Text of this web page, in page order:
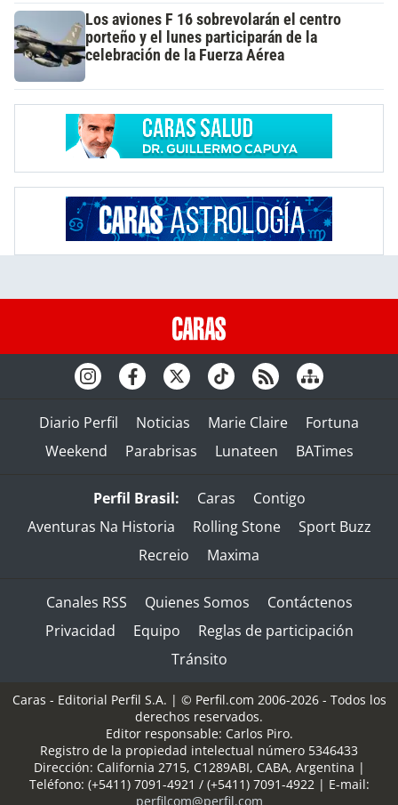
Los aviones F 16 sobrevolarán el centro
porteño y el lunes participarán de la
celebración de la Fuerza Aérea
Diario Perfil Noticias Marie Claire
Fortuna
Weekend
Parabrisas Lunateen BATimes
Perfil Brasil: Caras
Contigo
Aventuras Na Historia
Rolling Stone
Sport Buzz
Recreio
Maxima
Canales RSS Quienes Somos
Contáctenos
Privacidad
Equipo
Reglas de participación
Tránsito
Caras - Editorial Perfil S.A. | © Perfil.com 2006-2026 - Todos los
derechos reservados.
Editor responsable: Carlos Piro.
Registro de la propiedad intelectual número 5346433
Dirección: California 2715, C1289ABI, CABA, Argentina |
Teléfono: (+5411) 7091-4921 / (+5411) 7091-4922| E-mail:
perfilcom@perfil.com